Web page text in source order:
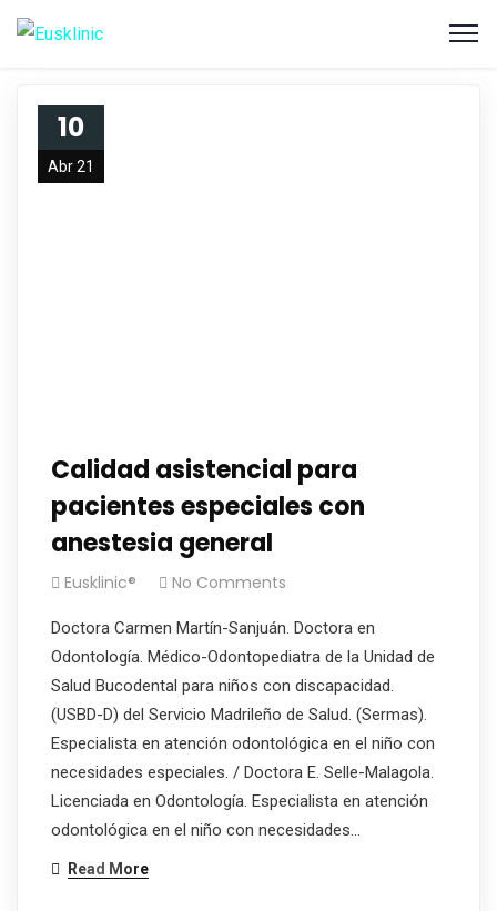
10
Abr 21
Calidad asistencial para
pacientes especiales con
anestesia general
Eusklinic® No Comments
Doctora Carmen Martín-Sanjuán. Doctora en
Odontología. Médico-Odontopediatra de la Unidad de
Salud Bucodental para niños con discapacidad.
(USBD-D) del Servicio Madrileño de Salud. (Sermas).
Especialista en atención odontológica en el niño con
necesidades especiales. / Doctora E. Selle-Malagola.
Licenciada en Odontología. Especialista en atención
odontológica en el niño con necesidades…
Read More